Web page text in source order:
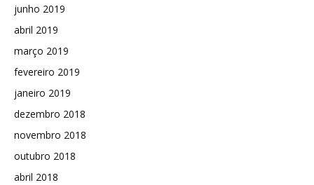
junho 2019
abril 2019
março 2019
fevereiro 2019
janeiro 2019
dezembro 2018
novembro 2018
outubro 2018
abril 2018